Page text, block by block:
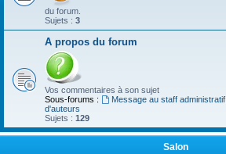
du forum.
Sujets : 3
A propos du forum
Vos commentaires à son sujet
Sous-forums :
Message au staff administratif,
d'auteurs
Sujets : 129
Salon